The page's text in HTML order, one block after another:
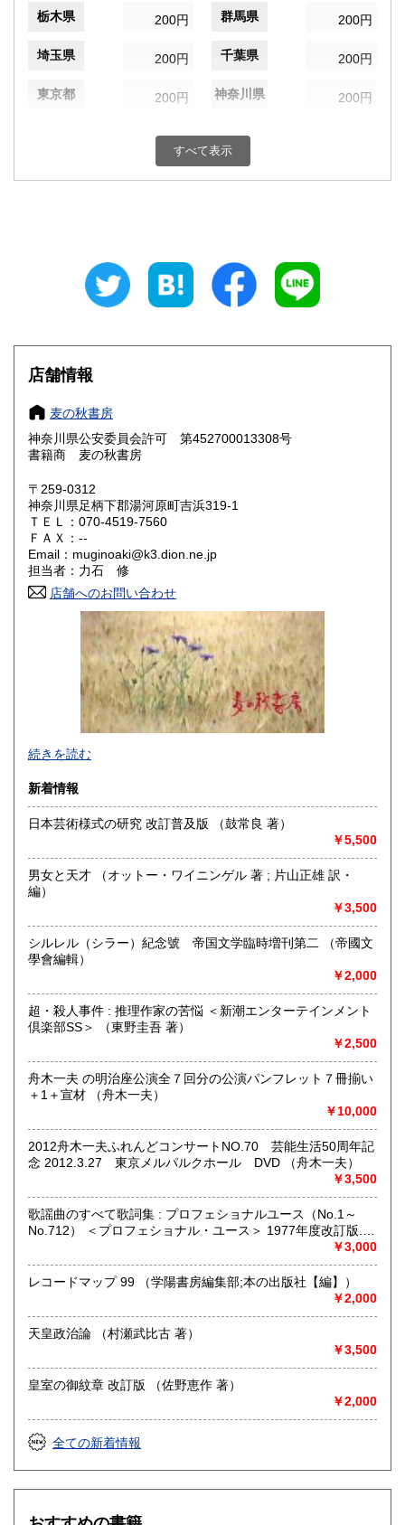
栃木県 200円 群馬県 200円
埼玉県 200円 千葉県 200円
東京都 200円 神奈川県 200円
200円 富山県
200円 三重県
大阪府
奈良県
鳥取県 200円 島根県
岡山県
山口県 200円
香川県
高知県 200円
200円 長崎県
200円 大分県
200円 鹿児島県
沖縄県
すべて表示
店舗情報
麦の秋書房
神奈川県公安委員会許可 第452700013308号
書籍商 麦の秋書房
〒259-0312
神奈川県足柄下郡湯河原町吉浜319-1
ＴＥＬ：070-4519-7560
ＦＡＸ：--
Email：muginoaki@k3.dion.ne.jp
担当者：力石 修
店舗へのお問い合わせ
商品をできるだけ早くお手元にお届けすることと、梱包を丁
寧に、を心がけております。
沿線名：東海道線
最寄駅：真鶴駅
営業時間：店舗はありません。
書籍の買取について
取り扱い分野
歴史、社会科学、近代文献、サブカルチャー、古書一般（そ
映画・芸能、日本文学、ミステリー、時代小説
続きを読む
新着情報
日本芸術様式の研究 改訂普及版 （鼓常良 著）
￥5,500
男女と天才 （オットー・ワイニンゲル 著 ; 片山正雄 訳・
編）
￥3,500
シルレル（シラー）紀念號 帝国文学臨時増刊第二 （帝國文
學會編輯）
￥2,000
超・殺人事件 : 推理作家の苦悩 ＜新潮エンターテインメント
倶楽部SS＞ （東野圭吾 著）
￥2,500
舟木一夫 の明治座公演全７回分の公演パンフレット７冊揃い
＋1＋宣材 （舟木一夫）
￥10,000
2012舟木一夫ふれんどコンサートNO.70 芸能生活50周年記
念 2012.3.27 東京メルパルクホール DVD （舟木一夫）
￥3,500
歌謡曲のすべて歌詞集 : プロフェショナルユース（No.1～
No.712） ＜プロフェショナル・ユース＞ 1977年度改訂版.
￥3,000
レコードマップ 99 （学陽書房編集部;本の出版社【編】）
￥2,000
天皇政治論 （村瀬武比古 著）
￥3,500
皇室の御紋章 改訂版 （佐野恵作 著）
￥2,000
全ての新着情報